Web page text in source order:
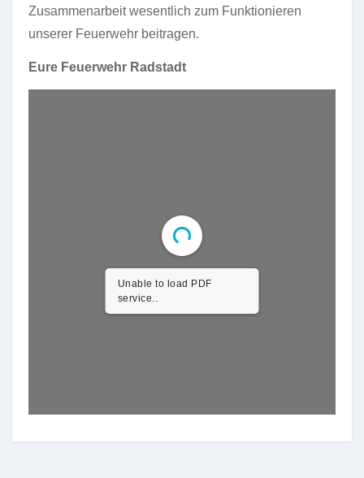
Zusammenarbeit wesentlich zum Funktionieren
unserer Feuerwehr beitragen.
Eure Feuerwehr Radstadt
Unable to load PDF
service..